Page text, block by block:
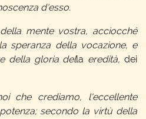
d'esso.
mente vostra, acciocché
la speranza della vocazione, e
della gloria della eredità,dei
che crediamo, l'eccellente
secondo la virtù della